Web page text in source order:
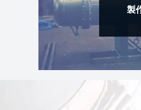
製